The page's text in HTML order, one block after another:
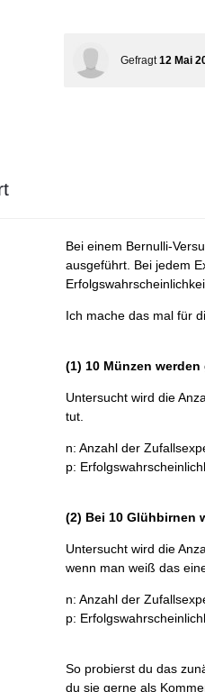
Gefragt 12 Mai
Bei einem Bernulli-
ausgeführt. Bei jedem
Ich mache das mal für
(1) 10 Münzen
Untersucht wird die
tut.
n: Anzahl der
p:
(2) Bei 10 Glühbirnen
Untersucht wird die
wenn man weiß das
n: Anzahl der
p:
So probierst du das
du sie gerne als